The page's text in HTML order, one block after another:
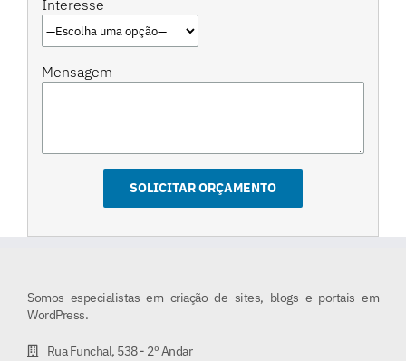
Interesse
Mensagem
Somos especialistas em criação de sites, blogs e portais em
WordPress.
Rua Funchal, 538 - 2º Andar